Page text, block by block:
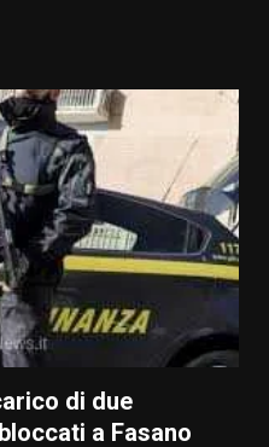
di due
a Fasano